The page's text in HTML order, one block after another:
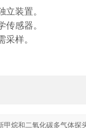
装置。
感器。
样。